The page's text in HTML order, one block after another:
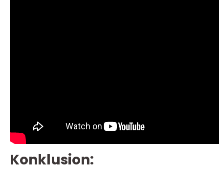
Konklusion: